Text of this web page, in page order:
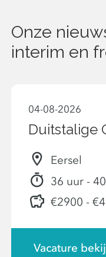
Onze
interim en
04-08-2026
Duitstalige
Eersel
36 uur -
€2900 -
Vacature